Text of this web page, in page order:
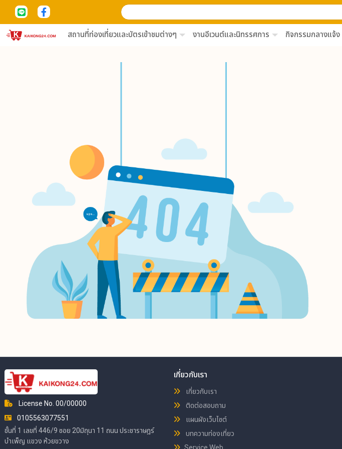
สถานที่ท่องเที่ยวและบัตรเข้าชมต่างๆ งานอีเวนต์และนิทรรศการ กิจกรรมกลางแจ้ง
License No. 00/00000
0105563077551
ชั้นที่ 1 เลขที่ 446/9 ซอย 20มิถุนา 11 ถนน ประชาราษฎร์
บำเพ็ญ แขวง ห้วยขวาง
เกี่ยวกับเรา
เกี่ยวกับเรา
ติดต่อสอบถาม
แผนผังเว็บไซต์
บทความท่องเที่ยว